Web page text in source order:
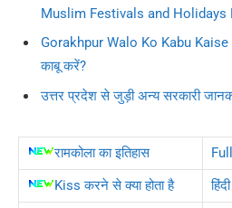
Muslim Festivals and Holidays
Gorakhpur Walo Ko Kabu Kaise
काबू करें?
उत्तर प्रदेश से जुड़ी अन्य सरकारी
रामकोला का इतिहास
Kiss करने से क्या होता है